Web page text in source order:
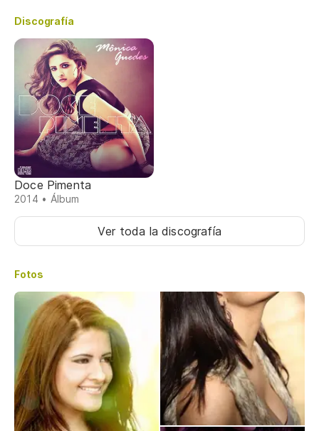
Discografía
Doce Pimenta
2014 • Álbum
Ver toda la discografía
Fotos